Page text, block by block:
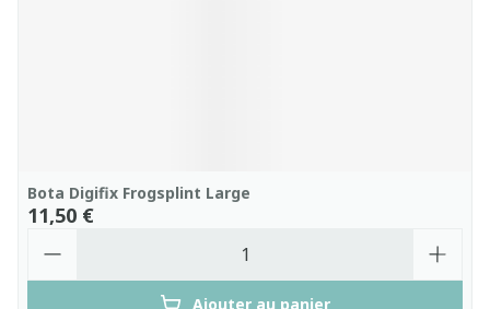
Bota Digifix Frogsplint Large
11,50 €
Ajouter au panier